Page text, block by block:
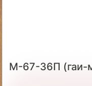
М-67-36П (гаи-